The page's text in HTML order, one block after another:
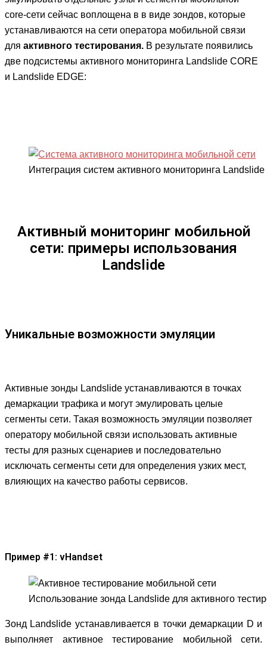
core-сети сейчас воплощена в в виде зондов, которые
устанавливаются на сети оператора мобильной связи
для активного тестирования. В результате появились
две подсистемы активного мониторинга Landslide CORE
и Landslide EDGE:
Интеграция систем активного мониторинга
Активный мониторинг мобильной
сети: примеры использования
Landslide
Уникальные возможности эмуляции
Активные зонды Landslide устанавливаются в точках
демаркации трафика и могут эмулировать целые
сегменты сети. Такая возможность эмуляции позволяет
оператору мобильной связи использовать активные
тесты для разных сценариев и последовательно
исключать сегменты сети для определения узких мест,
влияющих на качество работы сервисов.
Пример #1: vHandset
Использование зонда Landslide для активного
Зонд Landslide устанавливается в точки демаркации D и
выполняет активное тестирование мобильной сети.